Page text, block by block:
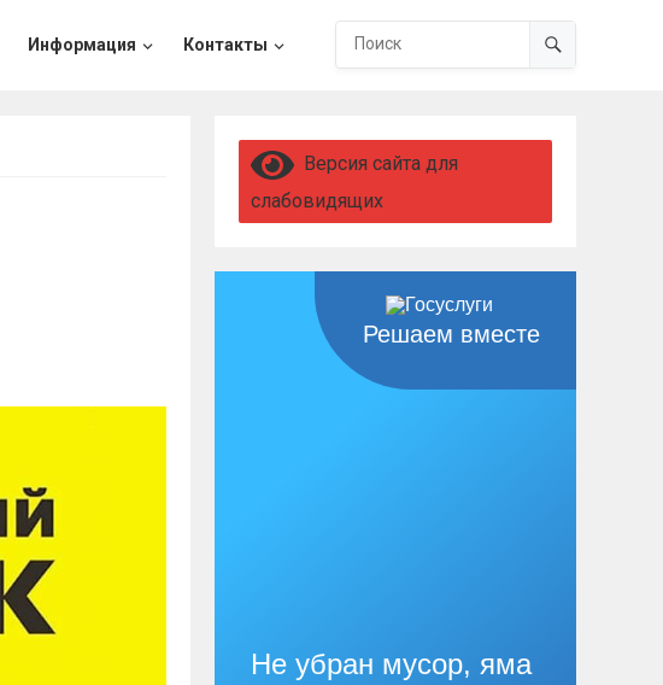
Информация Контакты
Версия сайта для
слабовидящих
Решаем вместе
Не убран мусор, яма